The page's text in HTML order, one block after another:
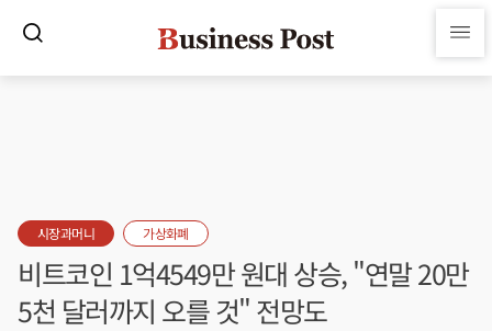
시장과머니 가상화폐
비트코인 1억4549만 원대 상승, "연말 20만
5천 달러까지 오를 것" 전망도